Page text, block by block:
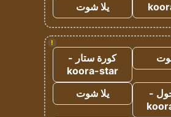
يلا شوت
!
كورة ستار -
koora-star
-
يلا شوت